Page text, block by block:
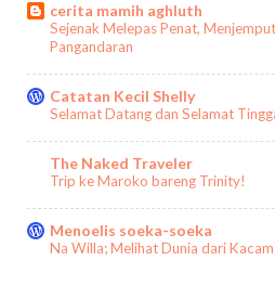
cerita mamih aghluth
Sejenak Melepas Penat,
Pangandaran
Catatan Kecil Shelly
Selamat Datang dan Selamat
The Naked Traveler
Trip ke Maroko bareng Trinity!
Menoelis soeka-soeka
Na Willa; Melihat Dunia dari